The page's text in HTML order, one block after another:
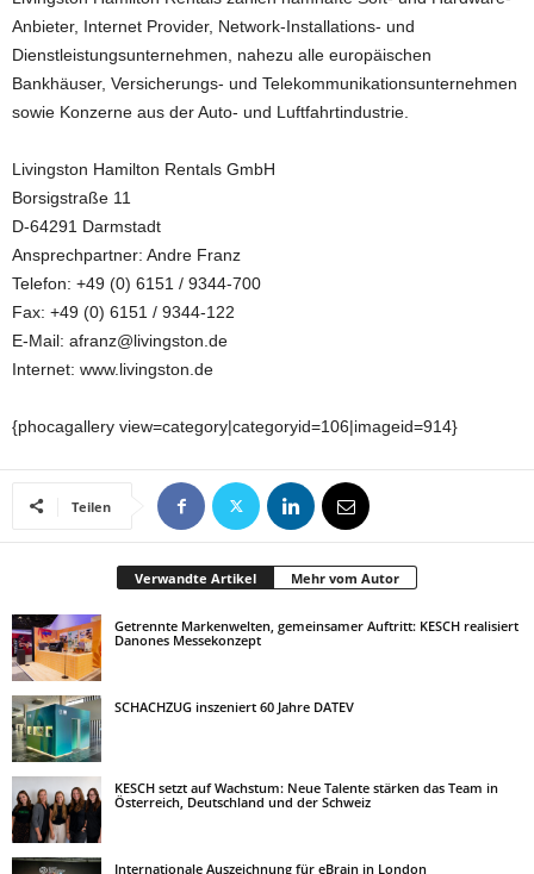
Anbieter, Internet Provider, Network-Installations- und
Dienstleistungsunternehmen, nahezu alle europäischen
Bankhäuser, Versicherungs- und Telekommunikationsunternehmen
sowie Konzerne aus der Auto- und Luftfahrtindustrie.
Livingston Hamilton Rentals GmbH
Borsigstraße 11
D-64291 Darmstadt
Ansprechpartner: Andre Franz
Telefon: +49 (0) 6151 / 9344-700
Fax: +49 (0) 6151 / 9344-122
E-Mail: afranz@livingston.de
Internet: www.livingston.de
{phocagallery view=category|categoryid=106|imageid=914}
Teilen
Verwandte Artikel Mehr vom Autor
Getrennte Markenwelten, gemeinsamer Auftritt: KESCH realisiert
Danones Messekonzept
SCHACHZUG inszeniert 60 Jahre DATEV
KESCH setzt auf Wachstum: Neue Talente stärken das Team in
Österreich, Deutschland und der Schweiz
Internationale Auszeichnung für eBrain in London